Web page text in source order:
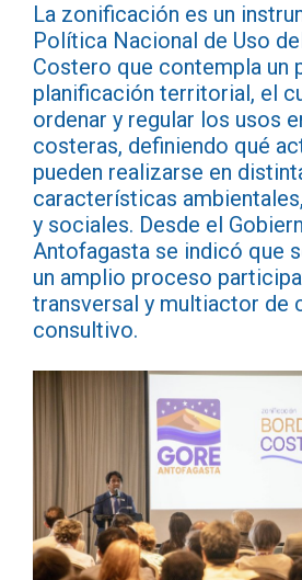
La zonificación es un
Política Nacional de Uso
Costero que contempla un
planificación territorial, el
ordenar y regular los usos
costeras, definiendo qué
pueden realizarse en
características
y sociales. Desde el
Antofagasta se indicó que
un amplio proceso
transversal y multiactor de
consultivo.